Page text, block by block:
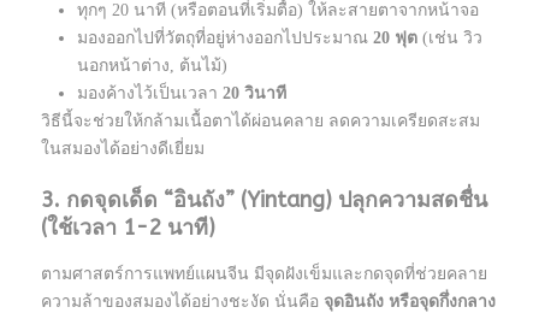
ทุกๆ 20 นาที (หรือตอนที่เริ่มตื้อ) ให้ละสายตาจากหน้าจอ
มองออกไปที่วัตถุที่อยู่ห่างออกไปประมาณ 20 ฟุต (เช่น วิว
นอกหน้าต่าง, ต้นไม้)
มองค้างไว้เป็นเวลา 20 วินาที
วิธีนี้จะช่วยให้กล้ามเนื้อตาได้ผ่อนคลาย ลดความเครียดสะสม
ในสมองได้อย่างดีเยี่ยม
3. กดจุดเด็ด “อินถัง” (Yintang) ปลุกความสดชื่น
(ใช้เวลา 1-2 นาที)
ตามศาสตร์การแพทย์แผนจีน มีจุดฝังเข็มและกดจุดที่ช่วยคลาย
ความล้าของสมองได้อย่างชะงัด นั่นคือ จุดอินถัง หรือจุดกึ่งกลาง